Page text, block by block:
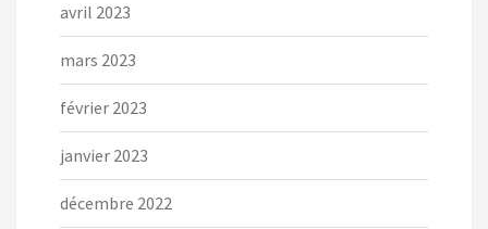
avril 2023
mars 2023
février 2023
janvier 2023
décembre 2022